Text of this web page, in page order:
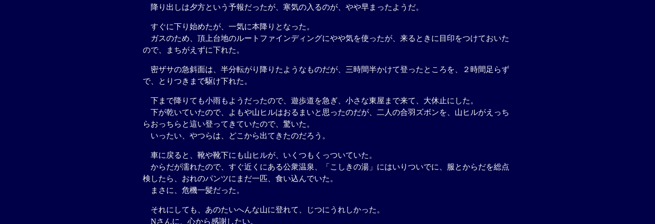
降り出しは夕方という予報だったが、寒気の入るのが、やや早まったようだ。
すぐに下り始めたが、一気に本降りとなった。
ガスのため、頂上台地のルートファインディングにやや気を使ったが、来るときに目印をつけておいた
ので、まちがえずに下れた。
密ザサの急斜面は、半分転がり降りたようなものだが、三時間半かけて登ったところを、２時間足らず
で、とりつきまで駆け下れた。
下まで降りても小雨もようだったので、遊歩道を急ぎ、小さな東屋まで来て、大休止にした。
下が乾いていたので、よもや山ヒルはおるまいと思ったのだが、二人の合羽ズボンを、山ヒルがえっち
らおっちらと這い登ってきていたので、驚いた。
いったい、やつらは、どこから出てきたのだろう。
車に戻ると、靴や靴下にも山ヒルが、いくつもくっついていた。
からだが濡れたので、すぐ近くにある公衆温泉、「こしきの湯」にはいりついでに、服とからだを総点
検したら、おれのパンツにまだ一匹、食い込んでいた。
まさに、危機一髪だった。
それにしても、あのたいへんな山に登れて、じつにうれしかった。
Nさんに、心から感謝したい。